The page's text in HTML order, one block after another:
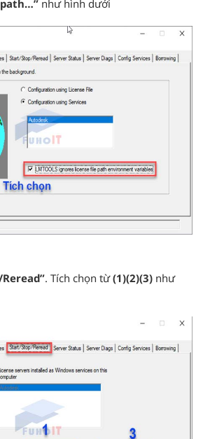
như hình dưới
. Tích chọn từ(1)(2)(3) như